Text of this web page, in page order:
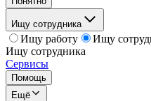
Ищу сотрудника
Ищу работу
Ищу
Ищу сотрудника
Сервисы
Помощь
Ещё